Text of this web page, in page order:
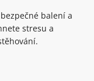
balení a
stresu a